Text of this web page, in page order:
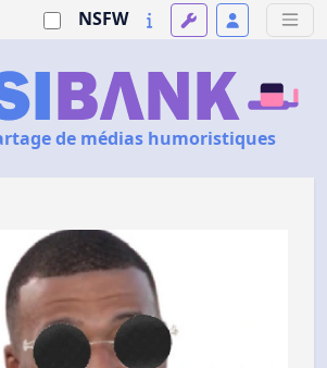
NSFW
de médias humoristiques